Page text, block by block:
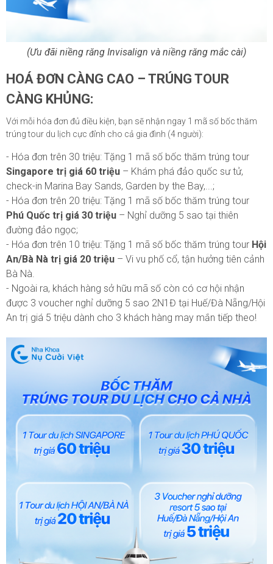
(Ưu đãi niềng răng Invisalign và niềng răng mắc cài)
HOÁ ĐƠN CÀNG CAO – TRÚNG TOUR
CÀNG KHỦNG:
Với mỗi hóa đơn đủ điều kiện, bạn sẽ nhận ngay 1 mã số bốc thăm
trúng tour du lịch cực đỉnh cho cả gia đình (4 người):
- Hóa đơn trên 30 triệu: Tặng 1 mã số bốc thăm trúng tour
Singapore trị giá 60 triệu – Khám phá đảo quốc sư tử,
check-in Marina Bay Sands, Garden by the Bay,...;
- Hóa đơn trên 20 triệu: Tặng 1 mã số bốc thăm trúng tour
Phú Quốc trị giá 30 triệu – Nghỉ dưỡng 5 sao tại thiên
đường đảo ngọc;
- Hóa đơn trên 10 triệu: Tặng 1 mã số bốc thăm trúng tour Hội
An/Bà Nà trị giá 20 triệu – Vi vu phố cổ, tận hưởng tiên cảnh
Bà Nà.
- Ngoài ra, khách hàng sở hữu mã số còn có cơ hội nhận
được 3 voucher nghỉ dưỡng 5 sao 2N1Đ tại Huế/Đà Nẵng/Hội
An trị giá 5 triệu dành cho 3 khách hàng may mắn tiếp theo!